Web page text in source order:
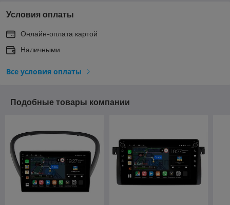
Условия оплаты
Онлайн-оплата картой
Наличными
Все условия оплаты
Подобные товары компании